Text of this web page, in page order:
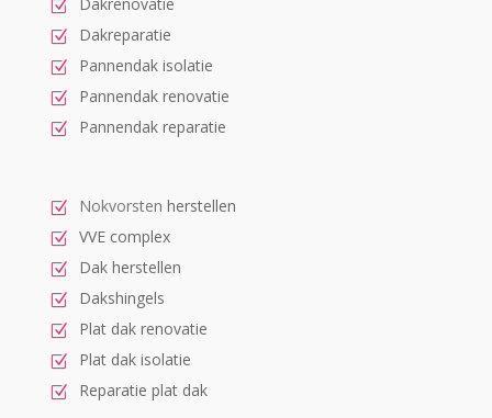
Dakreparatie
Pannendak isolatie
Pannendak renovatie
Pannendak reparatie
Nokvorsten herstellen
VVE complex
Dak herstellen
Dakshingels
Plat dak renovatie
Plat dak isolatie
Reparatie plat dak